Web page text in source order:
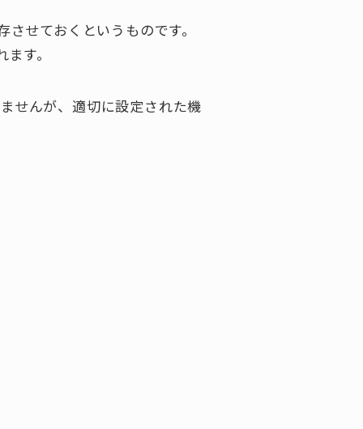
せておくというものです。
す。
せんが、適切に設定された機